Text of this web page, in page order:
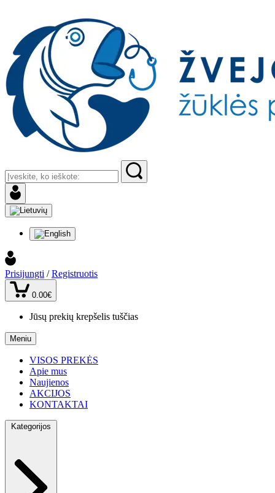
Prisijungti / Registruotis
0.00€
Jūsų prekių krepšelis tuščias
Meniu
VISOS PREKĖS
Apie mus
Naujienos
AKCIJOS
KONTAKTAI
Kategorijos